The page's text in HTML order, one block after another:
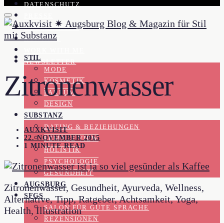
DATENSCHUTZ
KOOPERATION
KONTAKT
NEWSLETTER
STIL
MODE
KOSMETIK
PARFUM
DESIGN
SUBSTANZ
DATING & BEZIEHUNGEN
FEMALE VIEW
HOLISTIK
PSYCHOLOGIE
GESUNDHEIT
AUGSBURG
SFGS
SALON FÜR GUTE SPRACHE
REZENSIONEN
Zitronenwasser
AUXKVISIT
22. NOVEMBER 2015
1 MINUTE READ
Zitronenwasser, Gesundheit, Ayurveda, Wellness,
Alternative, Tipp, Ratgeber, Achtsamkeit, Yoga,
Health, Illustration